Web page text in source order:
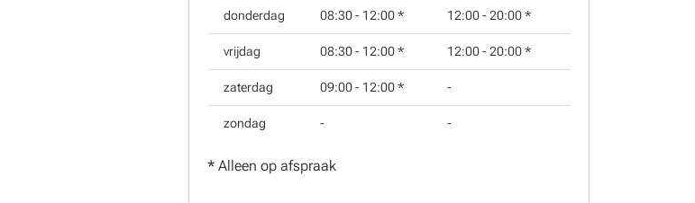
donderdag 08:30 - 12:00* 12:00 - 20:00*
vrijdag 08:30 - 12:00* 12:00 - 20:00*
zaterdag 09:00 - 12:00* -
zondag - -
* Alleen op afspraak